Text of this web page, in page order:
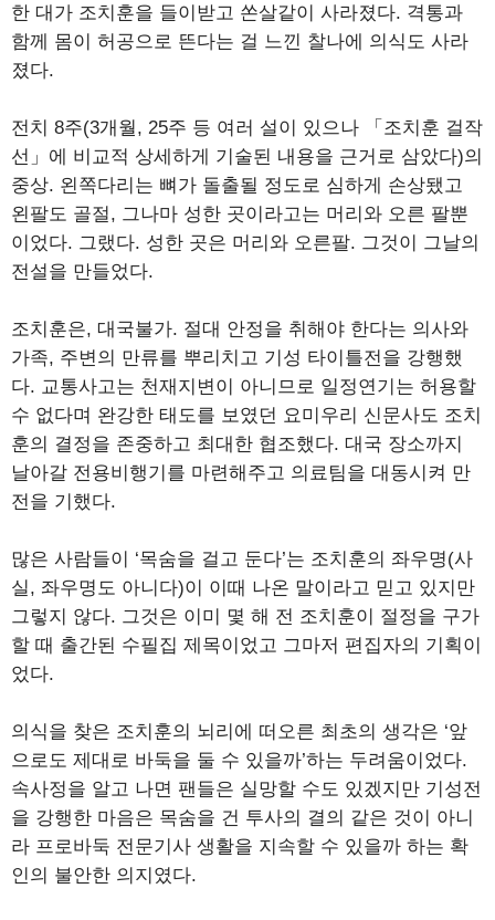
한 대가 조치훈을 들이받고 쏜살같이 사라졌다. 격통과
함께 몸이 허공으로 뜬다는 걸 느낀 찰나에 의식도 사라
졌다.
전치 8주(3개월, 25주 등 여러 설이 있으나 「조치훈 걸작
선」에 비교적 상세하게 기술된 내용을 근거로 삼았다)의
중상. 왼쪽다리는 뼈가 돌출될 정도로 심하게 손상됐고
왼팔도 골절, 그나마 성한 곳이라고는 머리와 오른 팔뿐
이었다. 그랬다. 성한 곳은 머리와 오른팔. 그것이 그날의
전설을 만들었다.
조치훈은, 대국불가. 절대 안정을 취해야 한다는 의사와
가족, 주변의 만류를 뿌리치고 기성 타이틀전을 강행했
다. 교통사고는 천재지변이 아니므로 일정연기는 허용할
수 없다며 완강한 태도를 보였던 요미우리 신문사도 조치
훈의 결정을 존중하고 최대한 협조했다. 대국 장소까지
날아갈 전용비행기를 마련해주고 의료팀을 대동시켜 만
전을 기했다.
많은 사람들이 ‘목숨을 걸고 둔다’는 조치훈의 좌우명(사
실, 좌우명도 아니다)이 이때 나온 말이라고 믿고 있지만
그렇지 않다. 그것은 이미 몇 해 전 조치훈이 절정을 구가
할 때 출간된 수필집 제목이었고 그마저 편집자의 기획이
었다.
의식을 찾은 조치훈의 뇌리에 떠오른 최초의 생각은 ‘앞
으로도 제대로 바둑을 둘 수 있을까’하는 두려움이었다.
속사정을 알고 나면 팬들은 실망할 수도 있겠지만 기성전
을 강행한 마음은 목숨을 건 투사의 결의 같은 것이 아니
라 프로바둑 전문기사 생활을 지속할 수 있을까 하는 확
인의 불안한 의지였다.